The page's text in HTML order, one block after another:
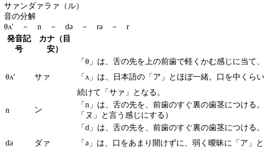
サァンダァラァ（ル）
音の分解
θʌ' － n － də － rə － r
発音記
号
カナ（目
安）
θʌ' サァ
「θ」は、舌の先を上の前歯で軽くかむ感じに当て
「ʌ」は、日本語の「ア」とほぼ一緒。口を中くら
続けて「サァ」となる。
n ン
「n」は、舌の先を、前歯のすぐ裏の歯茎につけ
「ヌ」と言う感じにする）
də ダァ
「d」は、舌の先を、前歯のすぐ裏の歯茎につける
「ə」は、口をあまり開けずに、弱く曖昧に「ア」と